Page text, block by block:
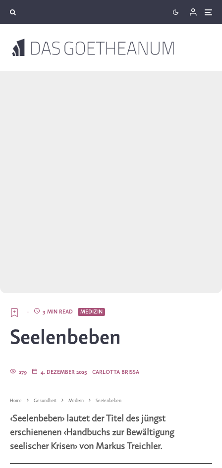
MEDIZIN
3 MIN READ
·
Seelenbeben
CARLOTTA BRISSA
4. DEZEMBER 2025
279
Home Gesundheit Medizin Seelenbeben
‹Seelenbeben› lautet der Titel des jüngst
erschienenen ‹Handbuchs zur Bewältigung
seelischer Krisen› von Markus Treichler.